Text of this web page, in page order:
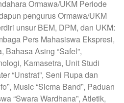
Ormawa/UKM Periode
pengurus Ormawa/UKM
unsur BEM, DPM, dan UKM:
Pers Mahasiswa Ekspresi,
Bahasa Asing “Safel”,
Kamasetra, Unit Studi
“Unstrat”, Seni Rupa dan
Music “Sicma Band”, Paduan
“Swara Wardhana”, Atletik,